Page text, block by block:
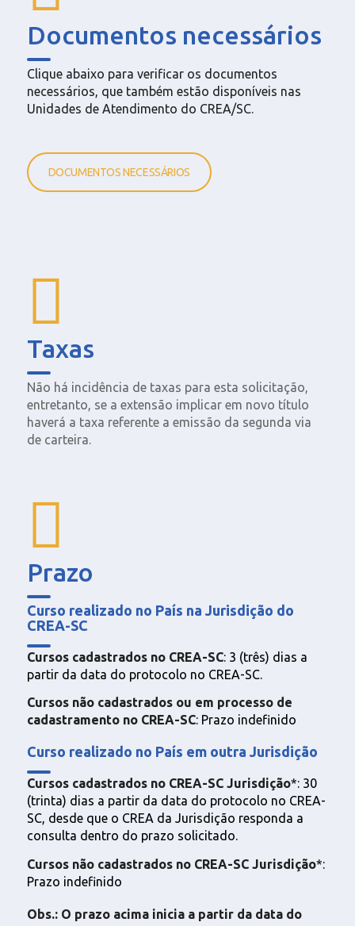
Documentos necessários
Clique abaixo para verificar os documentos
necessários, que também estão disponíveis nas
Unidades de Atendimento do CREA/SC.
DOCUMENTOS NECESSÁRIOS
Taxas
Não há incidência de taxas para esta solicitação,
entretanto, se a extensão implicar em novo título
haverá a taxa referente a emissão da segunda via
de carteira.
Prazo
Curso realizado no País na Jurisdição do
CREA-SC
Cursos cadastrados no CREA-SC: 3 (três) dias a
partir da data do protocolo no CREA-SC.
Cursos não cadastrados ou em processo de
cadastramento no CREA-SC: Prazo indefinido
Curso realizado no País em outra Jurisdição
Cursos cadastrados no CREA-SC Jurisdição*: 30
(trinta) dias a partir da data do protocolo no CREA-
SC, desde que o CREA da Jurisdição responda a
consulta dentro do prazo solicitado.
Cursos não cadastrados no CREA-SC Jurisdição*:
Prazo indefinido
Obs.: O prazo acima inicia a partir da data do